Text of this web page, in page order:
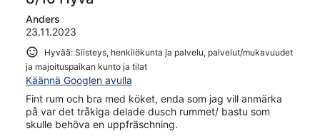
Anders
23.11.2023
Hyvää: Siisteys, henkilökunta ja palvelu, palvelut/mukavuudet
ja majoituspaikan kunto ja tilat
Käännä Googlen avulla
Fint rum och bra med köket, enda som jag vill anmärka
på var det tråkiga delade dusch rummet/ bastu som
skulle behöva en uppfräschning.